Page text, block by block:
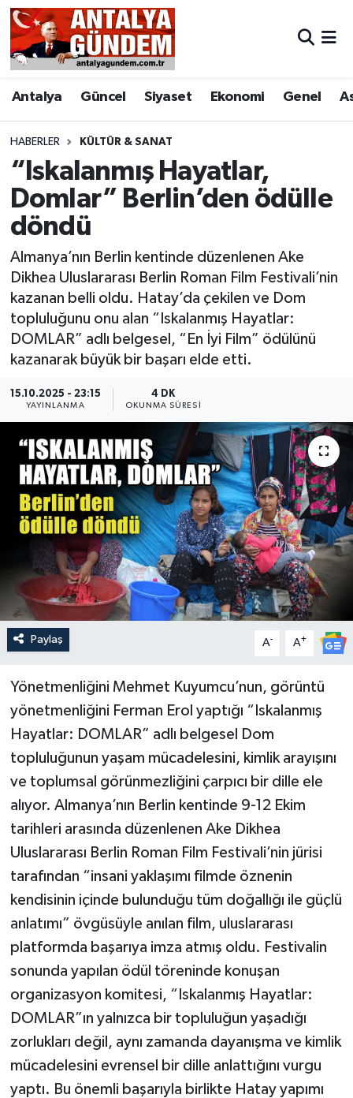
Antalya Güncel Siyaset Ekonomi Genel
HABERLER KÜLTÜR & SANAT
“Iskalanmış Hayatlar,
Domlar” Berlin’den ödülle
döndü
Almanya’nın Berlin kentinde düzenlenen Ake
Dikhea Uluslararası Berlin Roman Film Festivali’nin
kazanan belli oldu. Hatay’da çekilen ve Dom
topluluğunu onu alan “Iskalanmış Hayatlar:
DOMLAR” adlı belgesel, “En İyi Film” ödülünü
kazanarak büyük bir başarı elde etti.
15.10.2025 - 23:15
YAYINLANMA
4 DK
OKUNMA SÜRESI
Paylaş A- A+
Yönetmenliğini Mehmet Kuyumcu’nun, görüntü
yönetmenliğini Ferman Erol yaptığı “Iskalanmış
Hayatlar: DOMLAR” adlı belgesel Dom
topluluğunun yaşam mücadelesini, kimlik arayışını
ve toplumsal görünmezliğini çarpıcı bir dille ele
alıyor. Almanya’nın Berlin kentinde 9-12 Ekim
tarihleri arasında düzenlenen Ake Dikhea
Uluslararası Berlin Roman Film Festivali’nin jürisi
tarafından “insani yaklaşımı filmde öznenin
kendisinin içinde bulunduğu tüm doğallığı ile güçlü
anlatımı” övgüsüyle anılan film, uluslararası
platformda başarıya imza atmış oldu. Festivalin
sonunda yapılan ödül töreninde konuşan
organizasyon komitesi, “Iskalanmış Hayatlar:
DOMLAR”ın yalnızca bir topluluğun yaşadığı
zorlukları değil, aynı zamanda dayanışma ve kimlik
mücadelesini evrensel bir dille anlattığını vurgu
yaptı. Bu önemli başarıyla birlikte Hatay yapımı
Antalya
Asayiş
Bilim & Teknoloji
Bölge
EĞİTİM
Ekonomi
Genel
Görüntülü Haber
Kültür & Sanat
Magazin
Resmi İlan
Sağlık & Yaşam
Siyaset
Spor
Antalya Nöbetçi Eczaneler
Antalya Hava Durumu
Antalya Namaz Vakitleri
Antalya Trafik Yoğunluk Haritası
Süper Lig Puan Durumu ve Fikstür
Tüm Manşetler
Son Dakika Haberleri
Haber Arşivi